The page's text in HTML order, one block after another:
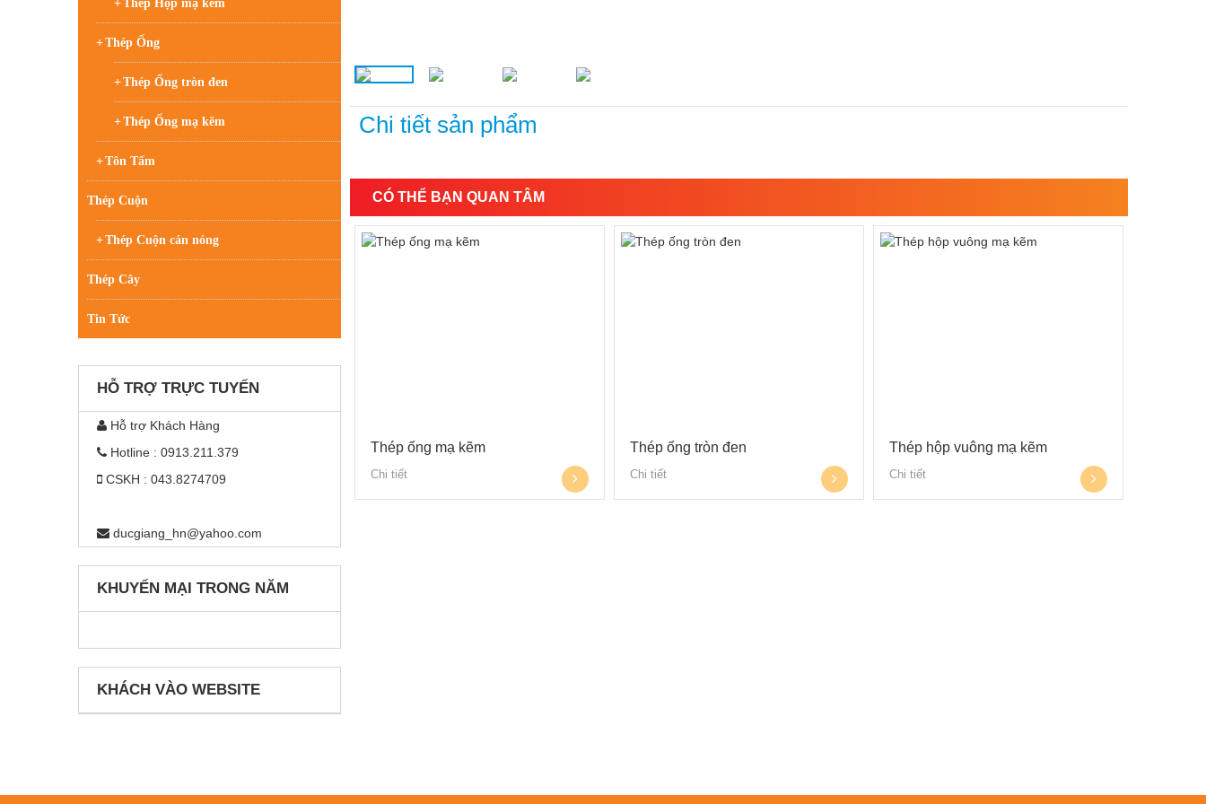
Thép Hộp mạ kẽm
Thép Ống
Thép Ống tròn đen
Thép Ống mạ kẽm
Tôn Tấm
Thép Cuộn
Thép Cuộn cán nóng
Thép Cây
Tin Tức
HỖ TRỢ TRỰC TUYẾN
Hỗ trợ Khách Hàng
Hotline : 0913.211.379
CSKH : 043.8274709
ducgiang_hn@yahoo.com
KHUYẾN MẠI TRONG NĂM
KHÁCH VÀO WEBSITE
Chi tiết sản phẩm
CÓ THỂ BẠN QUAN TÂM
Thép ống mạ kẽm
Chi tiết
Thép ống tròn đen
Chi tiết
Thép hộp vuông mạ kẽm
Chi tiết